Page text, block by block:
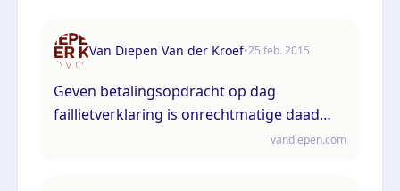
Van Diepen Van der Kroef•25 feb. 2015
Geven betalingsopdracht op dag
faillietverklaring is onrechtmatige daad
vandiepen.com